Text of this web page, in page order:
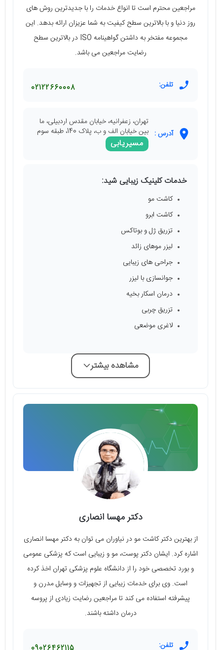
مراجعین محترم است تا انواع خدمات را با جدیدترین روش های
روز دنیا و با بالاترین سطح کیفیت به شما عزیزان ارائه بدهد. این
مجموعه مفتخر به داشتن گواهینامه ISO در بالاترین سطح
رضایت مراجعین می باشد.
تلفن: 02122660008
آدرس :
تهران، زعفرانیه، خیابان مقدس اردبیلی، ما
بین خیابان الف و ب، پلاک 140، طبقه سوم
مسیریابی
خدمات کلینیک زیبایی شید:
کاشت مو
کاشت ابرو
تزریق ژل و بوتاکس
لیزر موهای زائد
جراحی های زیبایی
جوانسازی با لیزر
درمان اسکار بخیه
تزریق چربی
لاغری موضعی
مشاهده بیشتر
دکتر مهسا انصاری
از بهترین دکتر کاشت مو در نیاوران می توان به دکتر مهسا انصاری
اشاره کرد. ایشان دکتر پوست، مو و زیبایی است که پزشکی عمومی
و بورد تخصصی خود را از دانشگاه علوم پزشکی تهران اخذ کرده
است. وی برای خدمات زیبایی از تجهیزات و وسایل مدرن و
پیشرفته استفاده می کند تا مراجعین رضایت زیادی از پروسه
درمان داشته باشند.
تلفن: